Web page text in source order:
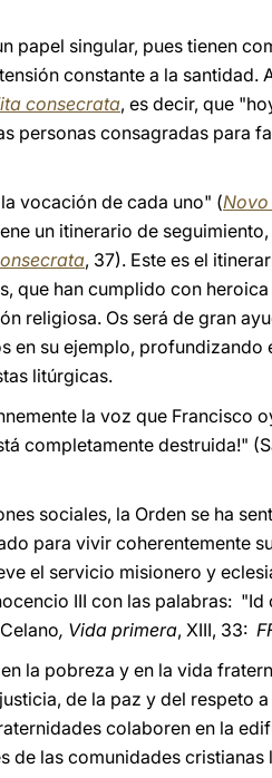
papel singular, pues tienen
constante a la santidad.
consecrata, es decir, que
personas consagradas para
vocación de cada uno" (Novo
un itinerario de seguimiento,
, 37). Este es el
que han cumplido con
religiosa. Os será de gran
en su ejemplo, profundizando
litúrgicas.
la voz que Francisco
completamente destruida!"
sociales, la Orden se ha
para vivir coherentemente
el servicio misionero y
III con las palabras: "Id
, Vida primera, XIII, 33:
la pobreza y en la vida
de la paz y del respeto a
colaboren en la
de las comunidades cristianas